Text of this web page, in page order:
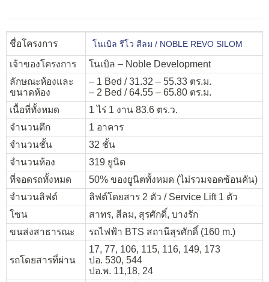
ชื่อโครงการ โนเบิล รีโว สีลม / NOBLE REVO SILOM
เจ้าของโครงการ
โนเบิล – Noble Development
ลักษณะห้องและ
ขนาดห้อง
– 1 Bed / 31.32 – 55.33 ตร.ม.
– 2 Bed / 64.55 – 65.80 ตร.ม.
เนื้อที่ทั้งหมด
1 ไร่ 1 งาน 83.6 ตร.ว.
จำนวนตึก
1 อาคาร
จำนวนชั้น
32 ชั้น
จำนวนห้อง
319 ยูนิต
ที่จอดรถทั้งหมด
50% ของยูนิตทั้งหมด (ไม่รวมจอดซ้อนคัน)
จำนวนลิฟต์
ลิฟต์โดยสาร 2 ตัว / Service Lift 1 ตัว
โซน
สาทร, สีลม, สุรศักดิ์, บางรัก
ขนส่งสาธารณะ
รถไฟฟ้า BTS สถานีสุรศักดิ์ (160 m.)
รถโดยสารที่ผ่าน
17, 77, 106, 115, 116, 149, 173
ปอ. 530, 544
ปอ.พ. 11,18, 24